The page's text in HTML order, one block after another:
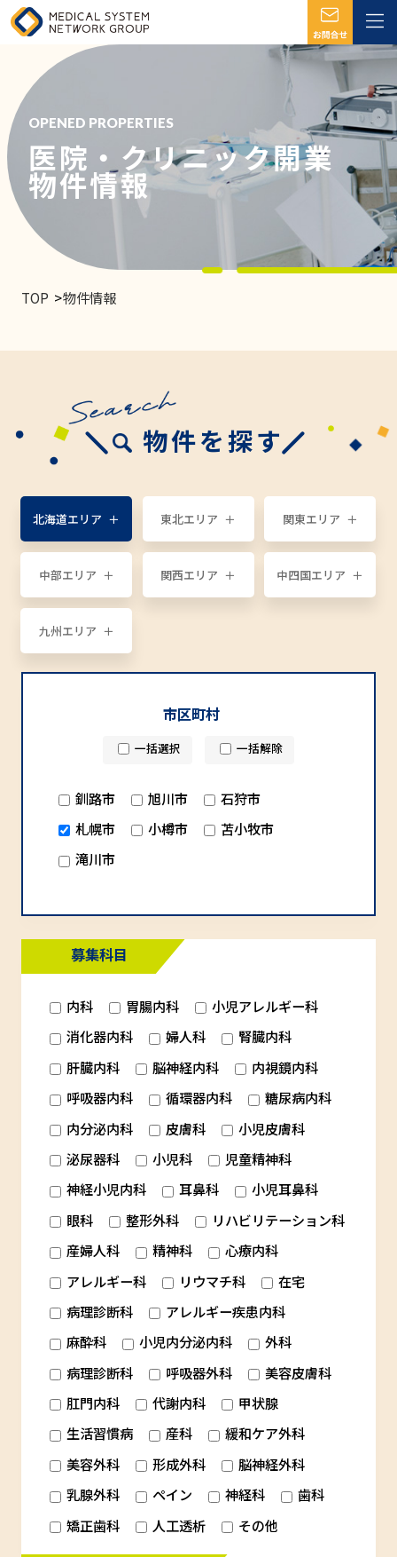
OPENED PROPERTIES
医院・クリニック開業
物件情報
TOP 物件情報
物件を探す
北海道エリア 東北エリア 関東エリア
中部エリア 関西エリア 中四国エリア
九州エリア
市区町村
一括選択 一括解除
釧路市 旭川市
石狩市
札幌市
小樽市
苫小牧市
滝川市
募集科目
内科 胃腸内科
小児アレルギー科
消化器内科
婦人科
腎臓内科
肝臓内科
脳神経内科
内視鏡内科
呼吸器内科
循環器内科
糖尿病内科
内分泌内科
皮膚科
小児皮膚科
泌尿器科
小児科
児童精神科
神経小児内科
耳鼻科
小児耳鼻科
眼科
整形外科
リハビリテーション科
産婦人科
精神科
心療内科
アレルギー科
リウマチ科
在宅
病理診断科
アレルギー疾患内科
麻酔科
小児内分泌内科
外科
病理診断科
呼吸器外科
美容皮膚科
肛門内科
代謝内科
甲状腺
生活習慣病
産科
緩和ケア外科
美容外科
形成外科
脳神経外科
乳腺外科
ペイン 神経科
歯科
矯正歯科
人工透析 その他